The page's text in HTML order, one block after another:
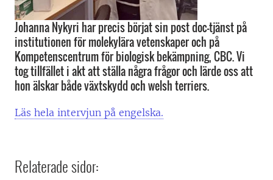
Johanna Nykyri har precis börjat sin post doc-tjänst på
institutionen för molekylära vetenskaper och på
Kompetenscentrum för biologisk bekämpning, CBC. Vi
tog tillfället i akt att ställa några frågor och lärde oss att
hon älskar både växtskydd och welsh terriers.
Läs hela intervjun på engelska.
Relaterade sidor: